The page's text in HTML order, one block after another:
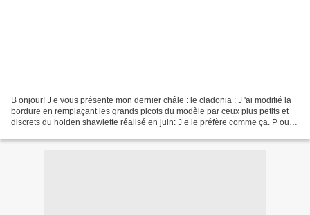
B onjour! J e vous présente mon dernier châle : le cladonia : J 'ai modifié la
bordure en remplaçant les grands picots du modèle par ceux plus petits et
discrets du holden shawlette réalisé en juin: J e le préfère comme ça. P our